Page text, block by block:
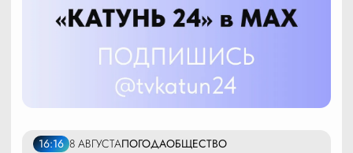
16:16 8 АВГУСТАПОГОДАОБЩЕСТВО